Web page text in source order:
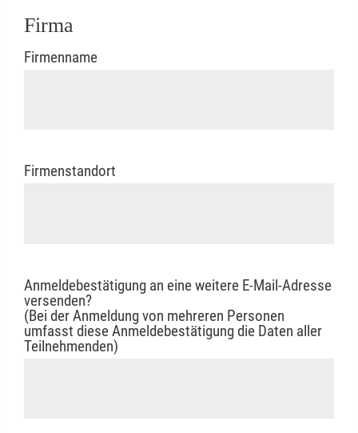
Firma
Firmenname
Firmenstandort
Anmeldebestätigung an eine weitere E-Mail-Adresse
versenden?
(Bei der Anmeldung von mehreren Personen
umfasst diese Anmeldebestätigung die Daten aller
Teilnehmenden)